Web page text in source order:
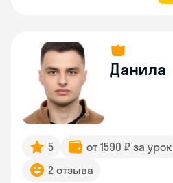
Данила
5 от 1590 ₽ за урок
2 отзыва